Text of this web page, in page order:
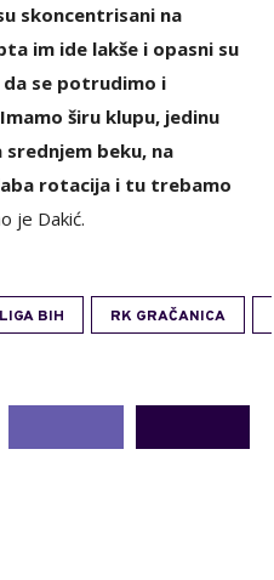
skoncentrisani na
im ide lakše i opasni su
da se potrudimo i
širu klupu, jedinu
beku, na
rotacija i tu trebamo
je Dakić.
BIH RK GRAČANICA